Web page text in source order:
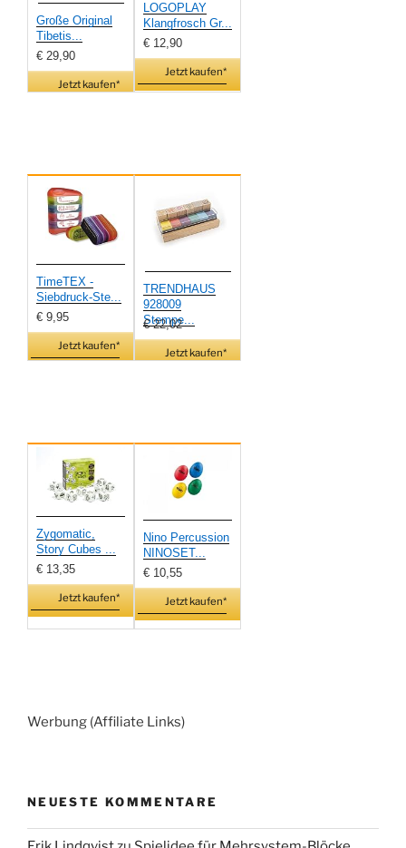
Große Original
Tibetis...
€ 29,90
Jetzt kaufen*
LOGOPLAY
Klangfrosch Gr...
€ 12,90
Jetzt kaufen*
TimeTEX -
Siebdruck-Ste...
€ 9,95
Jetzt kaufen*
TRENDHAUS
928009
Stempe...
€ 22,02
Jetzt kaufen*
Zygomatic,
Story Cubes ...
€ 13,35
Jetzt kaufen*
Nino Percussion
NINOSET...
€ 10,55
Jetzt kaufen*
Werbung (Affiliate Links)
NEUESTE KOMMENTARE